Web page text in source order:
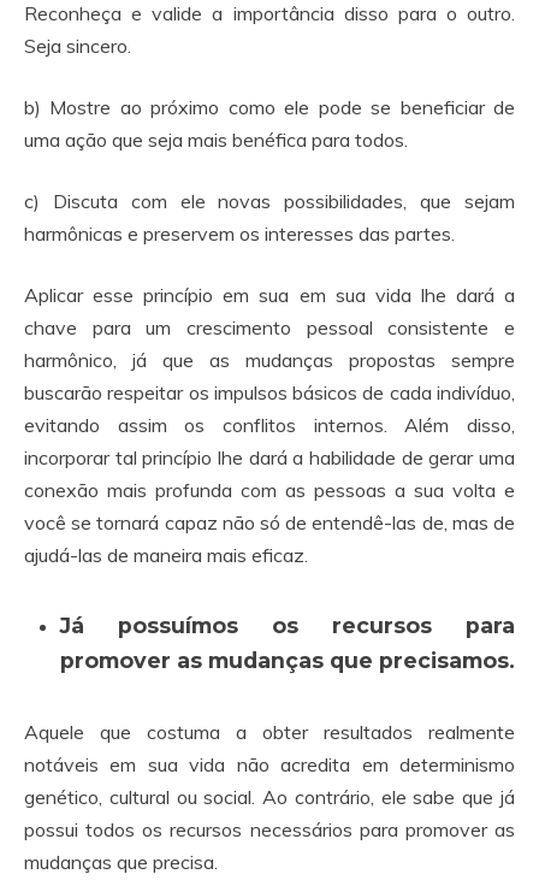
Reconheça e valide a importância disso para o outro.
Seja sincero.
b) Mostre ao próximo como ele pode se beneficiar de
uma ação que seja mais benéfica para todos.
c) Discuta com ele novas possibilidades, que sejam
harmônicas e preservem os interesses das partes.
Aplicar esse princípio em sua em sua vida lhe dará a
chave para um crescimento pessoal consistente e
harmônico, já que as mudanças propostas sempre
buscarão respeitar os impulsos básicos de cada indivíduo,
evitando assim os conflitos internos. Além disso,
incorporar tal princípio lhe dará a habilidade de gerar uma
conexão mais profunda com as pessoas a sua volta e
você se tornará capaz não só de entendê-las de, mas de
ajudá-las de maneira mais eficaz.
Já possuímos os recursos para
promover as mudanças que precisamos.
Aquele que costuma a obter resultados realmente
notáveis em sua vida não acredita em determinismo
genético, cultural ou social. Ao contrário, ele sabe que já
possui todos os recursos necessários para promover as
mudanças que precisa.